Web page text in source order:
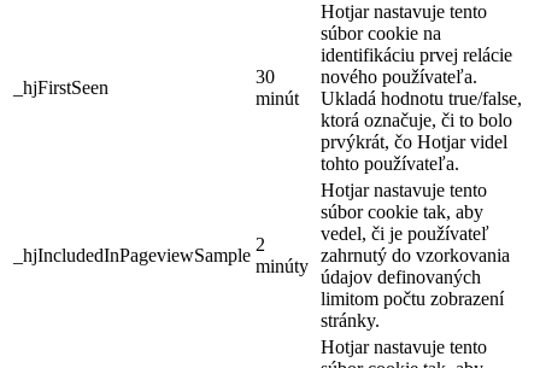
_hjFirstSeen
30
minút
Hotjar nastavuje tento
súbor cookie na
identifikáciu prvej relácie
nového používateľa.
Ukladá hodnotu true/false,
ktorá označuje, či to bolo
prvýkrát, čo Hotjar videl
tohto používateľa.
_hjIncludedInPageviewSample
2
minúty
Hotjar nastavuje tento
súbor cookie tak, aby
vedel, či je používateľ
zahrnutý do vzorkovania
údajov definovaných
limitom počtu zobrazení
stránky.
Hotjar nastavuje tento